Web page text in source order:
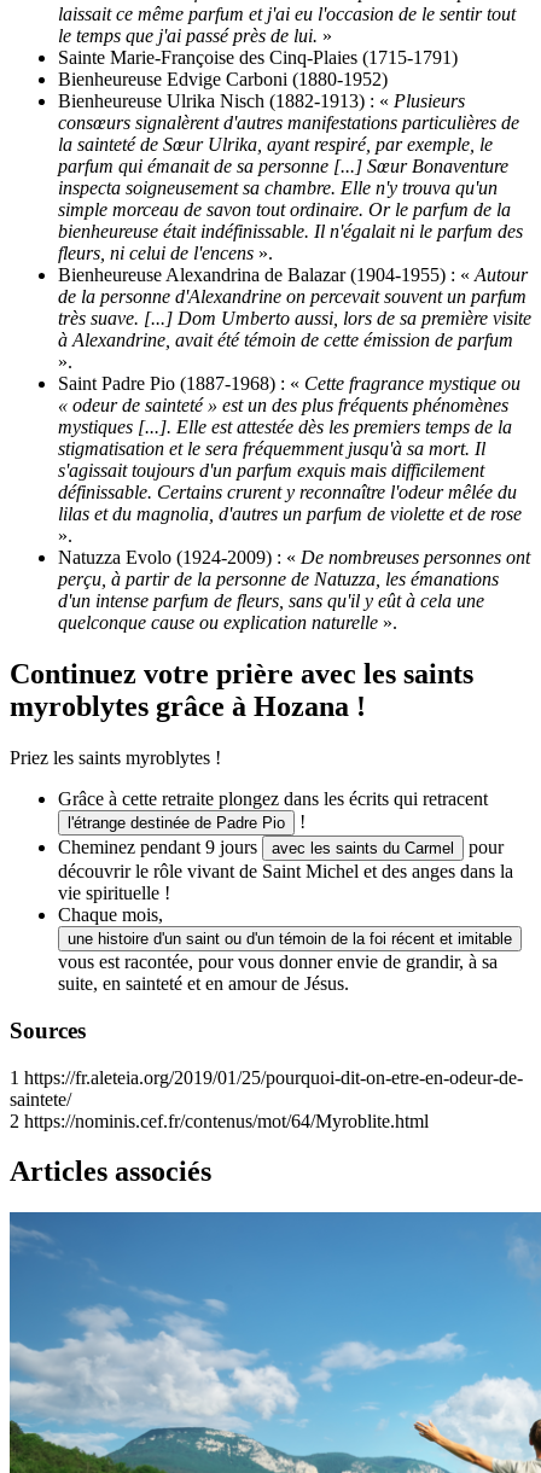
laissait ce même parfum et j'ai eu l'occasion de le sentir tout
le temps que j'ai passé près de lui. »
Sainte Marie-Françoise des Cinq-Plaies (1715-1791)
Bienheureuse Edvige Carboni (1880-1952)
Bienheureuse Ulrika Nisch (1882-1913) : « Plusieurs
consœurs signalèrent d'autres manifestations particulières de
la sainteté de Sœur Ulrika, ayant respiré, par exemple, le
parfum qui émanait de sa personne [...] Sœur Bonaventure
inspecta soigneusement sa chambre. Elle n'y trouva qu'un
simple morceau de savon tout ordinaire. Or le parfum de la
bienheureuse était indéfinissable. Il n'égalait ni le parfum des
fleurs, ni celui de l'encens ».
Bienheureuse Alexandrina de Balazar (1904-1955) : « Autour
de la personne d'Alexandrine on percevait souvent un parfum
très suave. [...] Dom Umberto aussi, lors de sa première visite
à Alexandrine, avait été témoin de cette émission de parfum
».
Saint Padre Pio (1887-1968) : « Cette fragrance mystique ou
« odeur de sainteté » est un des plus fréquents phénomènes
mystiques [...]. Elle est attestée dès les premiers temps de la
stigmatisation et le sera fréquemment jusqu'à sa mort. Il
s'agissait toujours d'un parfum exquis mais difficilement
définissable. Certains crurent y reconnaître l'odeur mêlée du
lilas et du magnolia, d'autres un parfum de violette et de rose
».
Natuzza Evolo (1924-2009) : « De nombreuses personnes ont
perçu, à partir de la personne de Natuzza, les émanations
d'un intense parfum de fleurs, sans qu'il y eût à cela une
quelconque cause ou explication naturelle ».
Continuez votre prière avec les saints
myroblytes grâce à Hozana !
Priez les saints myroblytes !
Grâce à cette retraite plongez dans les écrits qui retracent
l'étrange destinée de Padre Pio
!
Cheminez pendant 9 jours
avec les saints du Carmel
pour
découvrir le rôle vivant de Saint Michel et des anges dans la
vie spirituelle !
Chaque mois,
une histoire d'un saint ou d'un témoin de la foi récent et imitable
vous est racontée, pour vous donner envie de grandir, à sa
suite, en sainteté et en amour de Jésus.
Sources
1 https://fr.aleteia.org/2019/01/25/pourquoi-dit-on-etre-en-odeur-de-
saintete/
2 https://nominis.cef.fr/contenus/mot/64/Myroblite.html
Articles associés